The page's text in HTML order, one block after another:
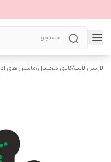
لاریس لایت/کالای دیجیتال/ماشین های